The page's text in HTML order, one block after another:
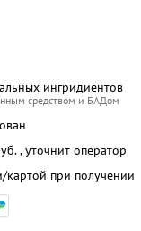
ингридиентов
средством и БАДом
, уточнит оператор
картой при получении